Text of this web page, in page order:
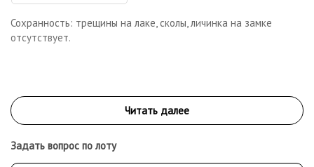
Сохранность: трещины на лаке, сколы, личинка на замке
отсутствует.
Задать вопрос по лоту